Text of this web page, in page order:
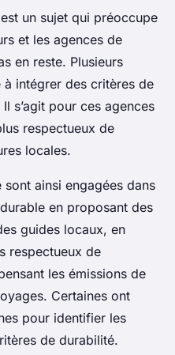
un sujet qui préoccupe
et les agences de
en reste. Plusieurs
à intégrer des critères de
s’agit pour ces agences
respectueux de
locales.
ainsi engagées dans
en proposant des
guides locaux, en
respectueux de
les émissions de
Certaines ont
pour identifier les
de durabilité.